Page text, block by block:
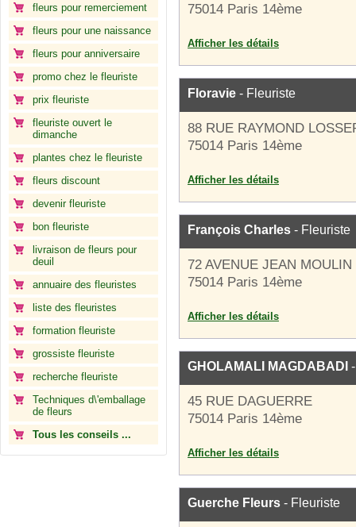
fleurs pour remerciement
fleurs pour une naissance
fleurs pour anniversaire
promo chez le fleuriste
prix fleuriste
fleuriste ouvert le
dimanche
plantes chez le fleuriste
fleurs discount
devenir fleuriste
bon fleuriste
livraison de fleurs pour
deuil
annuaire des fleuristes
liste des fleuristes
formation fleuriste
grossiste fleuriste
recherche fleuriste
Techniques d\'emballage
de fleurs
Tous les conseils ...
75014 Paris 14ème
Afficher les détails
Floravie - Fleuriste
88 RUE RAYMOND
75014 Paris 14ème
Afficher les détails
François Charles - Fleuriste
72 AVENUE JEAN MOULIN
75014 Paris 14ème
Afficher les détails
GHOLAMALI MAGDABADI
45 RUE DAGUERRE
75014 Paris 14ème
Afficher les détails
Guerche Fleurs - Fleuriste